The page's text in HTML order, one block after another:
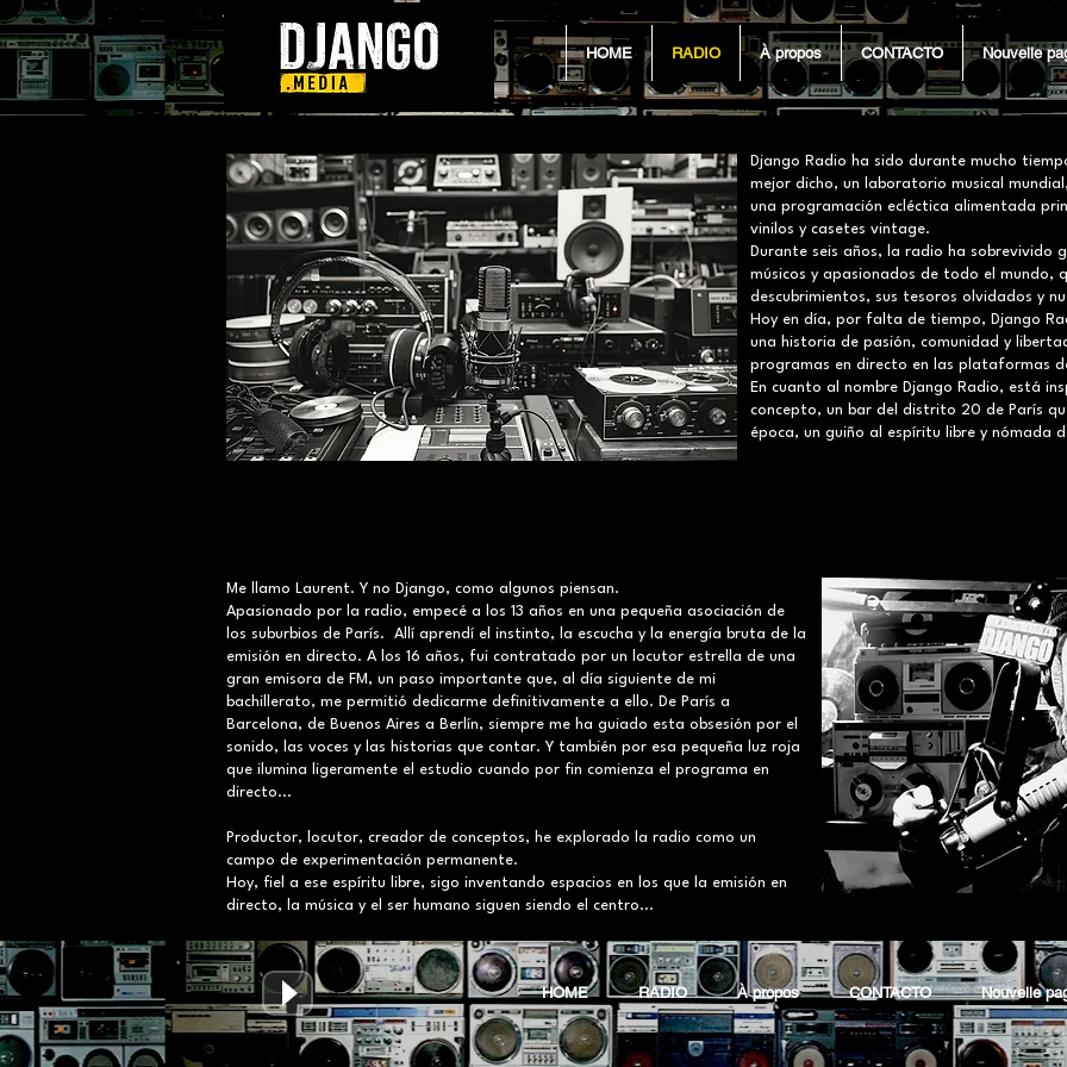
HOME RADIO À propos CONTACTO Nouvelle
Django Radio ha sido durante mucho
mejor dicho, un laboratorio musical
una programación ecléctica alimentada
vinilos y casetes vintage.
Durante seis años, la radio ha
músicos y apasionados de todo el mundo,
descubrimientos, sus tesoros olvidados y
Hoy en día, por falta de tiempo, Django
una historia de pasión, comunidad y
programas en directo en las plataformas
En cuanto al nombre Django Radio, está
concepto, un bar del distrito 20 de París
época, un guiño al espíritu libre y nómada
Me llamo Laurent. Y no Django, como algunos piensan.
Apasionado por la radio, empecé a los 13 años en una pequeña asociación de
los suburbios de París. Allí aprendí el instinto, la escucha y la energía bruta de la
emisión en directo. A los 16 años, fui contratado por un locutor estrella de una
gran emisora de FM, un paso importante que, al día siguiente de mi
bachillerato, me permitió dedicarme definitivamente a ello. De París a
Barcelona, de Buenos Aires a Berlín, siempre me ha guiado esta obsesión por el
sonido, las voces y las historias que contar. Y también por esa pequeña luz roja
que ilumina ligeramente el estudio cuando por fin comienza el programa en
directo...
Productor, locutor, creador de conceptos, he explorado la radio como un
campo de experimentación permanente.
Hoy, fiel a ese espíritu libre, sigo inventando espacios en los que la emisión en
directo, la música y el ser humano siguen siendo el centro...
HOME RADIO À propos CONTACTO Nouvelle